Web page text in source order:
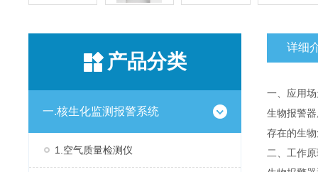
产品分类
一.核生化监测报警系统
1.空气质量检测仪
详细
一、应用
生物报警
存在的生
二、工作